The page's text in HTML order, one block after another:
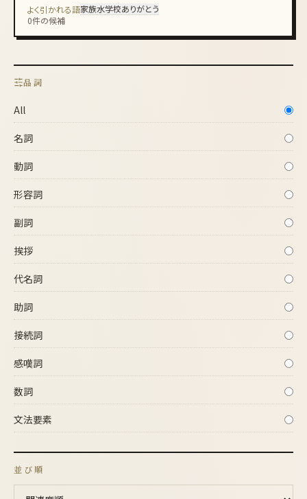
よく引かれる語家族水学校ありがとう
0件の候補
品詞
All
名詞
動詞
形容詞
副詞
挨拶
代名詞
助詞
接続詞
感嘆詞
数詞
文法要素
並び順